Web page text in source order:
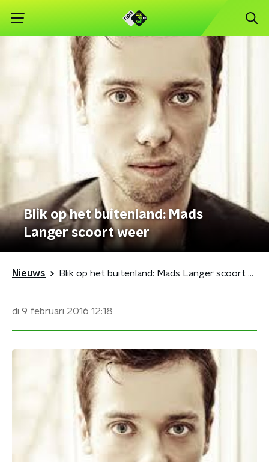
Blik op het buitenland: Mads
Langer scoort weer
Nieuws Blik op het buitenland: Mads Langer scoort weer
di 9 februari 2016 12:18